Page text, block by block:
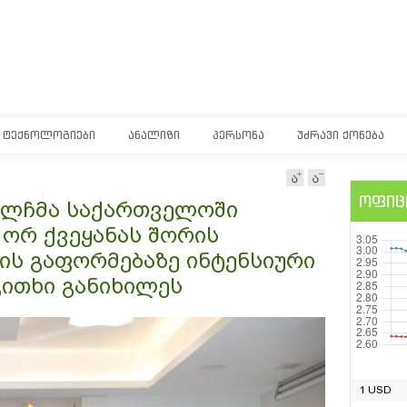
ᲢᲔᲥᲜᲝᲚᲝᲒᲘᲔᲑᲘ ᲐᲜᲐᲚᲘᲖᲘ ᲞᲔᲠᲡᲝᲜᲐ ᲣᲫᲠᲐᲕᲘ ᲥᲝᲜᲔᲑᲐ
საქართველოში
ქვეყანას შორის
გაფორმებაზე ინტენსიური
განიხილეს
1 USD